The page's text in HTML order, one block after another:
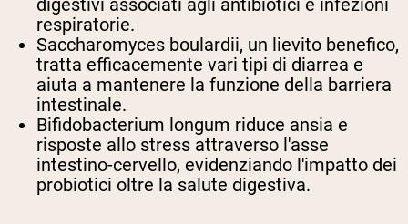
respiratorie.
Saccharomyces boulardii, un lievito benefico,
tratta efficacemente vari tipi di diarrea e
aiuta a mantenere la funzione della barriera
intestinale.
Bifidobacterium longum riduce ansia e
risposte allo stress attraverso l'asse
intestino-cervello, evidenziando l'impatto dei
probiotici oltre la salute digestiva.